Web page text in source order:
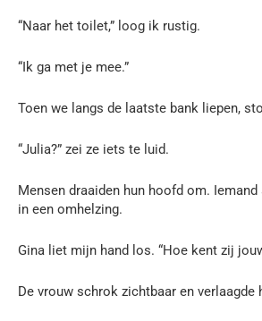
“Naar het toilet,” loog ik rustig.
“Ik ga met je mee.”
Toen we langs de laatste bank liepen,
“Julia?” zei ze iets te luid.
Mensen draaiden hun hoofd om.
in een omhelzing.
Gina liet mijn hand los. “Hoe kent zij
De vrouw schrok zichtbaar en verlaagde